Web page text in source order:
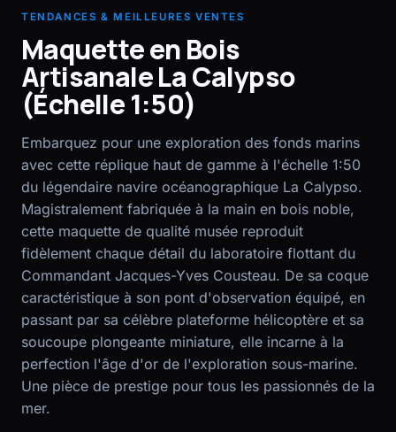
TENDANCES & MEILLEURES VENTES
Maquette en Bois
Artisanale La Calypso
(Échelle 1:50)
Embarquez pour une exploration des fonds marins
avec cette réplique haut de gamme à l'échelle 1:50
du légendaire navire océanographique La Calypso.
Magistralement fabriquée à la main en bois noble,
cette maquette de qualité musée reproduit
fidèlement chaque détail du laboratoire flottant du
Commandant Jacques-Yves Cousteau. De sa coque
caractéristique à son pont d'observation équipé, en
passant par sa célèbre plateforme hélicoptère et sa
soucoupe plongeante miniature, elle incarne à la
perfection l'âge d'or de l'exploration sous-marine.
Une pièce de prestige pour tous les passionnés de la
mer.